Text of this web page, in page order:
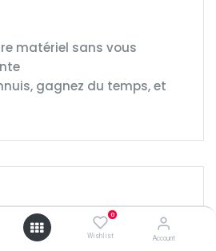
0
Wishlist Account
matériel sans vous
gagnez du temps, et